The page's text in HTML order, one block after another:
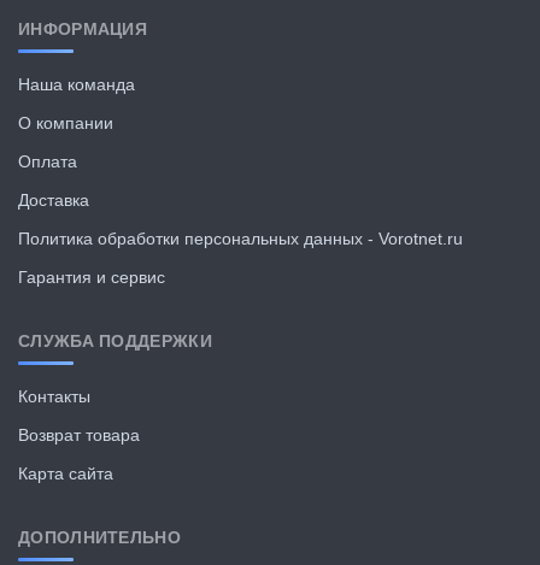
ИНФОРМАЦИЯ
Наша команда
О компании
Оплата
Доставка
Политика обработки персональных данных - Vorotnet.ru
Гарантия и сервис
СЛУЖБА ПОДДЕРЖКИ
Контакты
Возврат товара
Карта сайта
ДОПОЛНИТЕЛЬНО